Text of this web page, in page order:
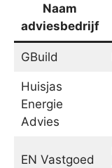
Naam
adviesbedrijf
GBuild
Huisjas
Energie
Advies
EN Vastgoed